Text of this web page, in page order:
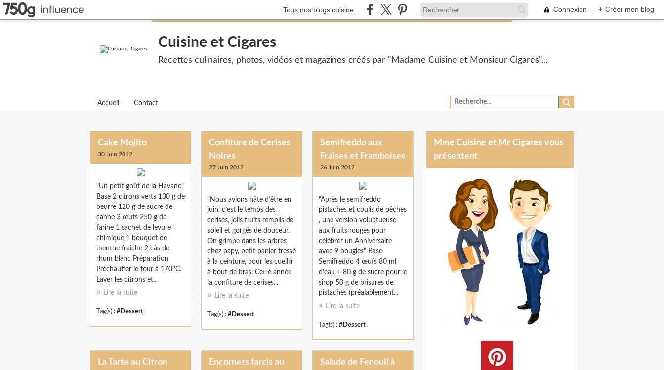
Tous nos blogs cuisine Connexion + Créer mon blog
Cuisine et Cigares
Recettes culinaires, photos, vidéos et magazines créés par "Madame Cuisine et Monsieur Cigares"...
Accueil Contact
Cake Mojito
30 Juin 2012
"Un petit goût de la Havane"
Base 2 citrons verts 130 g de
beurre 120 g de sucre de
canne 3 œufs 250 g de
farine 1 sachet de levure
chimique 1 bouquet de
menthe fraîche 2 càs de
rhum blanc Préparation
Préchauffer le four à 170°C.
Laver les citrons et...
Lire la suite
Tag(s) : #Dessert
Confiture de Cerises
Noires
27 Juin 2012
"Nous avions hâte d’être en
juin, c’est le temps des
cerises, jolis fruits remplis de
soleil et gorgés de douceur.
On grimpe dans les arbres
chez papy, petit panier tressé
à la ceinture, pour les cueillir
à bout de bras. Cette année
la confiture de cerises...
Lire la suite
Tag(s) : #Dessert
Semifreddo aux
Fraises et Framboises
26 Juin 2012
"Après le semifreddo
pistaches et coulis de pêches
, une version voluptueuse
aux fruits rouges pour
célébrer un Anniversaire
avec 9 bougies" Base
Semifreddo 4 œufs 80 ml
d’eau + 80 g de sucre pour le
sirop 50 g de brisures de
pistaches (préalablement...
Lire la suite
Tag(s) : #Dessert
La Tarte au Citron
Encornets farcis au
Salade de Fenouil à
Mme Cuisine et Mr Cigares vous
présentent